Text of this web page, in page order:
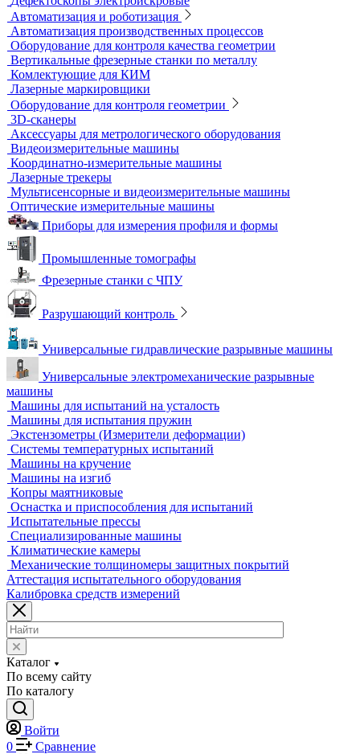
Виброизмерительные приборы
Диагностика свай
Измерители теплопроводности
Контроль арматуры
Контроль дорог и грунтов
Контроль прочности бетона
Приборы теплового контроля
Прочность сцепления, адгезия
Системы обследования объектов
Электрический контроль
Дефектоскопы электроискровые
Автоматизация и роботизация
Автоматизация производственных процессов
Оборудование для контроля качества геометрии
Вертикальные фрезерные станки по металлу
Комлектующие для КИМ
Лазерные маркировщики
Оборудование для контроля геометрии
3D-сканеры
Аксессуары для метрологического оборудования
Видеоизмерительные машины
Координатно-измерительные машины
Лазерные трекеры
Мультисенсорные и видеоизмерительные машины
Оптические измерительные машины
Приборы для измерения профиля и формы
Промышленные томографы
Фрезерные станки с ЧПУ
Разрушающий контроль
Универсальные гидравлические разрывные машины
Универсальные электромеханические разрывные
машины
Машины для испытаний на усталость
Машины для испытания пружин
Экстензометры (Измерители деформации)
Системы температурных испытаний
Машины на кручение
Машины на изгиб
Копры маятниковые
Оснастка и приспособления для испытаний
Испытательные прессы
Специализированные машины
Климатические камеры
Механические толщиномеры защитных покрытий
Аттестация испытательного оборудования
Калибровка средств измерений